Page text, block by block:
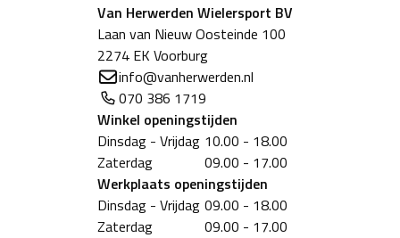
Van Herwerden Wielersport BV
Laan van Nieuw Oosteinde 100
2274 EK Voorburg
info@vanherwerden.nl
070 386 1719
Winkel openingstijden
Dinsdag - Vrijdag 10.00 - 18.00
Zaterdag
09.00 - 17.00
Werkplaats openingstijden
Dinsdag - Vrijdag 09.00 - 18.00
Zaterdag
09.00 - 17.00